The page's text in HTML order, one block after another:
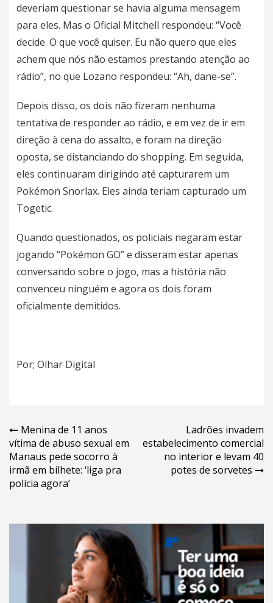
deveriam questionar se havia alguma mensagem
para eles. Mas o Oficial Mitchell respondeu: “Você
decide. O que você quiser. Eu não quero que eles
achem que nós não estamos prestando atenção ao
rádio”, no que Lozano respondeu: “Ah, dane-se”.
Depois disso, os dois não fizeram nenhuma
tentativa de responder ao rádio, e em vez de ir em
direção à cena do assalto, e foram na direção
oposta, se distanciando do shopping. Em seguida,
eles continuaram dirigindo até capturarem um
Pokémon Snorlax. Eles ainda teriam capturado um
Togetic.
Quando questionados, os policiais negaram estar
jogando “Pokémon GO” e disseram estar apenas
conversando sobre o jogo, mas a história não
convenceu ninguém e agora os dois foram
oficialmente demitidos.
Por; Olhar Digital
Navegação
de
Post
Menina de 11 anos
vítima de abuso sexual em
Manaus pede socorro à
irmã em bilhete: ‘liga pra
polícia agora’
Ladrões invadem
estabelecimento comercial
no interior e levam 40
potes de sorvetes